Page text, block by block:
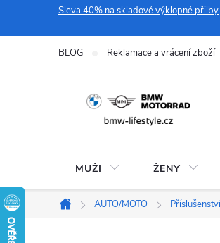
Sleva 40% na skladové výklopné přilby
BLOG Reklamace a vrácení zboží
MUŽI ŽENY
Domů
AUTO/MOTO